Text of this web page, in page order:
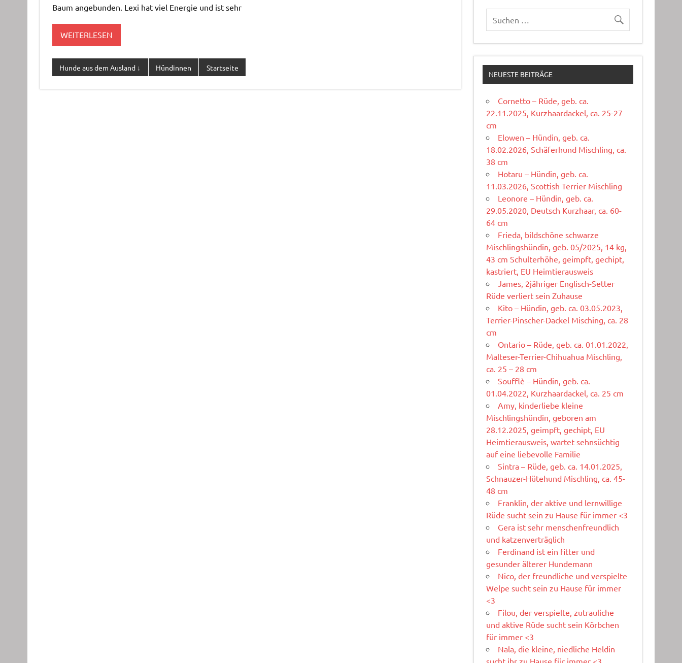
Baum angebunden. Lexi hat viel Energie und ist sehr
WEITERLESEN
Hunde aus dem Ausland ↓ Hündinnen Startseite
NEUESTE BEITRÄGE
Cornetto – Rüde, geb. ca.
22.11.2025, Kurzhaardackel, ca. 25-27
cm
Elowen – Hündin, geb. ca.
18.02.2026, Schäferhund Mischling, ca.
38 cm
Hotaru – Hündin, geb. ca.
11.03.2026, Scottish Terrier Mischling
Leonore – Hündin, geb. ca.
29.05.2020, Deutsch Kurzhaar, ca. 60-
64 cm
Frieda, bildschöne schwarze
Mischlingshündin, geb. 05/2025, 14 kg,
43 cm Schulterhöhe, geimpft, gechipt,
kastriert, EU Heimtierausweis
James, 2jähriger Englisch-Setter
Rüde verliert sein Zuhause
Kito – Hündin, geb. ca. 03.05.2023,
Terrier-Pinscher-Dackel Misching, ca. 28
cm
Ontario – Rüde, geb. ca. 01.01.2022,
Malteser-Terrier-Chihuahua Mischling,
ca. 25 – 28 cm
Soufflè – Hündin, geb. ca.
01.04.2022, Kurzhaardackel, ca. 25 cm
Amy, kinderliebe kleine
Mischlingshündin, geboren am
28.12.2025, geimpft, gechipt, EU
Heimtierausweis, wartet sehnsüchtig
auf eine liebevolle Familie
Sintra – Rüde, geb. ca. 14.01.2025,
Schnauzer-Hütehund Mischling, ca. 45-
48 cm
Franklin, der aktive und lernwillige
Rüde sucht sein zu Hause für immer <3
Gera ist sehr menschenfreundlich
und katzenverträglich
Ferdinand ist ein fitter und
gesunder älterer Hundemann
Nico, der freundliche und verspielte
Welpe sucht sein zu Hause für immer
<3
Filou, der verspielte, zutrauliche
und aktive Rüde sucht sein Körbchen
für immer <3
Nala, die kleine, niedliche Heldin